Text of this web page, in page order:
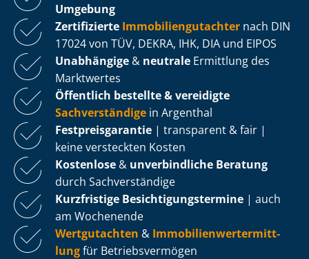
Umgebung
Zertifizierte Im­mo­bi­li­en­gut­ach­ter nach DIN
17024 von TÜV, DEKRA, IHK, DIA und EIPOS
Unabhängige & neutrale Ermittlung des
Marktwertes
Öffentlich bestellte & vereidigte
Sachverständige in Argenthal
Fest­preis­ga­ran­tie | transparent & fair |
keine versteckten Kosten
Kostenlose & unverbindliche Beratung
durch Sachverständige
Kurzfristige Be­sich­ti­gungs­ter­mi­ne | auch
am Wochenende
Wertgutachten & Im­mo­bi­li­en­wert­ermitt­
lungfür Be­triebs­ver­mö­gen